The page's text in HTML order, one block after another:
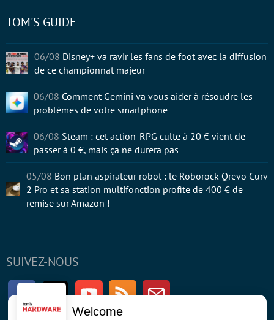
SUIVEZ-NOUS
FacebookTwitter Youtube RSS Newsletter
TOM'S GUIDE
06/08 Disney+ va ravir les fans de foot avec la diffusion
de ce championnat majeur
06/08 Comment Gemini va vous aider à résoudre les
problèmes de votre smartphone
06/08 Steam : cet action-RPG culte à 20 € vient de
passer à 0 €, mais ça ne durera pas
05/08 Bon plan aspirateur robot : le Roborock Qrevo Curv
2 Pro et sa station multifonction profite de 400 € de
remise sur Amazon !
Welcome